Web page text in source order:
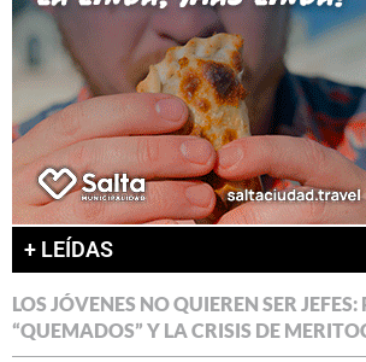
+ LEÍDAS
LOS JÓVENES NO QUIEREN SER JEFES:
“QUEMADOS” Y LA CRISIS DE